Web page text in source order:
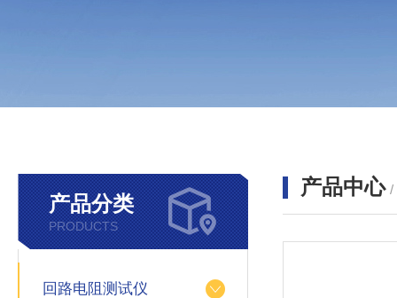
产品分类
PRODUCTS
回路电阻测试仪
产品中心 /